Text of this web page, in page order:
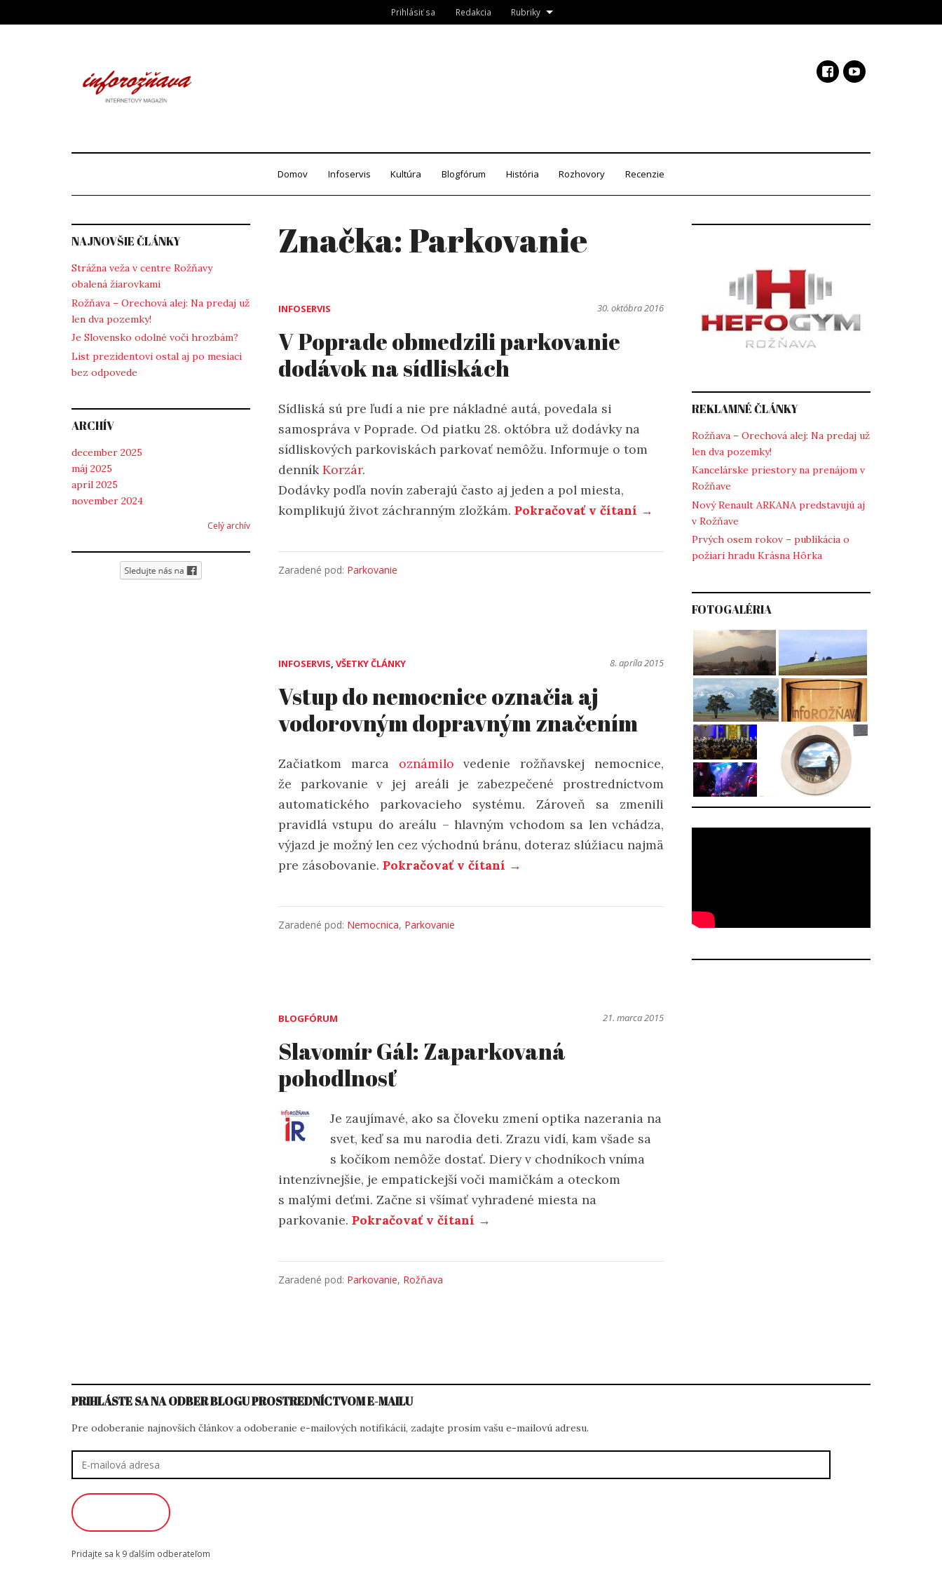
to
Prihlásiť sa Redakcia Rubriky
Domov Infoservis Kultúra Blogfórum História Rozhovory Recenzie
Značka:Parkovanie
INFOSERVIS 30. októbra 2016
V Poprade obmedzili parkovanie
dodávok na sídliskách
Sídliská sú pre ľudí a nie pre nákladné autá, povedala si
samospráva v Poprade. Od piatku 28. októbra už dodávky na
sídliskových parkoviskách parkovať nemôžu. Informuje o tom
denník Korzár.
Dodávky podľa novín zaberajú často aj jeden a pol miesta,
komplikujú život záchranným zložkám. Pokračovať v čítaní →
Zaradené pod: Parkovanie
INFOSERVIS, VŠETKY ČLÁNKY 8. apríla 2015
Vstup do nemocnice označia aj
vodorovným dopravným značením
Začiatkom marca oznámilo vedenie rožňavskej nemocnice,
že parkovanie v jej areáli je zabezpečené prostredníctvom
automatického parkovacieho systému. Zároveň sa zmenili
pravidlá vstupu do areálu – hlavným vchodom sa len vchádza,
výjazd je možný len cez východnú bránu, doteraz slúžiacu najmä
pre zásobovanie. Pokračovať v čítaní →
Zaradené pod: Nemocnica, Parkovanie
BLOGFÓRUM 21. marca 2015
Slavomír Gál: Zaparkovaná
pohodlnosť
Je zaujímavé, ako sa človeku zmení optika nazerania na
svet, keď sa mu narodia deti. Zrazu vidí, kam všade sa
s kočíkom nemôže dostať. Diery v chodníkoch vníma
intenzívnejšie, je empatickejší voči mamičkám a oteckom
s malými deťmi. Začne si všímať vyhradené miesta na
parkovanie. Pokračovať v čítaní →
Zaradené pod: Parkovanie, Rožňava
NAJNOVŠIE ČLÁNKY
Strážna veža v centre Rožňavy
obalená žiarovkami
Rožňava – Orechová alej: Na predaj už
len dva pozemky!
Je Slovensko odolné voči hrozbám?
List prezidentovi ostal aj po mesiaci
bez odpovede
ARCHÍV
december 2025
máj 2025
apríl 2025
november 2024
Celý archív
REKLAMNÉ ČLÁNKY
Rožňava – Orechová alej: Na predaj už
len dva pozemky!
Kancelárske priestory na prenájom v
Rožňave
Nový Renault ARKANA predstavujú aj
v Rožňave
Prvých osem rokov – publikácia o
požiari hradu Krásna Hôrka
FOTOGALÉRIA
PRIHLÁSTE SA NA ODBER BLOGU PROSTREDNÍCTVOM E-MAILU
Pre odoberanie najnovších článkov a odoberanie e-mailových notifikácií, zadajte prosím vašu e-mailovú adresu.
adresa
Pridajte sa k 9 ďalším odberateľom